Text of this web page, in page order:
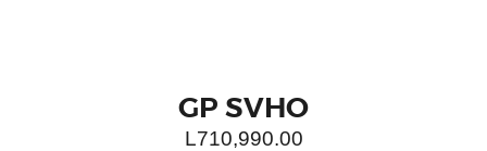
GP SVHO
L710,990.00